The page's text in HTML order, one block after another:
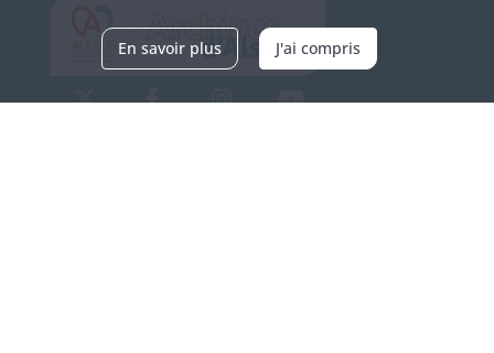
En savoir plus J'ai compris